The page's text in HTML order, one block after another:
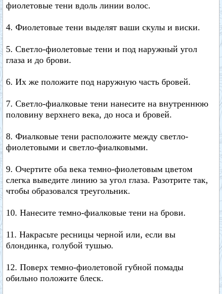
фиолетовые тени вдоль линии волос.
4. Фиолетовые тени выделят ваши скулы и виски.
5. Светло-фиолетовые тени и под наружный угол
глаза и до брови.
6. Их же положите под наружную часть бровей.
7. Светло-фиалковые тени нанесите на внутреннюю
половину верхнего века, до носа и бровей.
8. Фиалковые тени расположите между светло-
фиолетовыми и светло-фиалковыми.
9. Очертите оба века темно-фиолетовым цветом
слегка выведите линию за угол глаза. Разотрите так,
чтобы образовался треугольник.
10. Нанесите темно-фиалковые тени на брови.
11. Накрасьте ресницы черной или, если вы
блондинка, голубой тушью.
12. Поверх темно-фиолетовой губной помады
обильно положите блеск.